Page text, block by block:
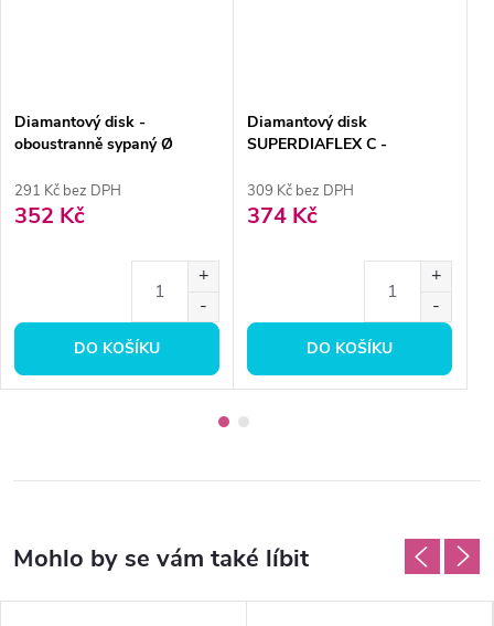
Diamantový disk -
oboustranně sypaný Ø
291 Kč bez DPH
352 Kč
DO KOŠÍKU
Diamantový disk
SUPERDIAFLEX C -
jemná
309 Kč bez DPH
374 Kč
DO KOŠÍKU